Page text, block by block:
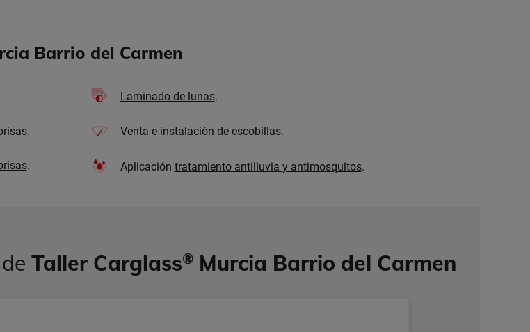
Barrio del Carmen
.
.
Laminado de lunas.
Venta e instalación de escobillas.
Aplicación tratamiento antilluvia y antimosquitos.
Taller Carglass®Murcia Barrio del Carmen